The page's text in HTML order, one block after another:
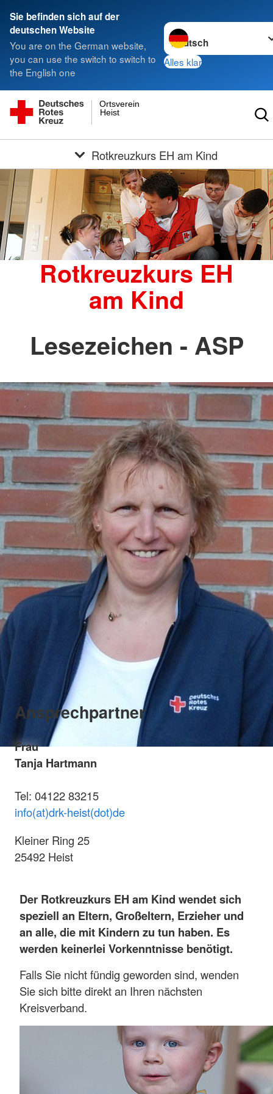
Sie befinden sich auf der
deutschen Website
You are on the German website,
you can use the switch to switch to
the English one
Sprache wechseln zu
Alles klar
Heist
Ortsverein
Rotkreuzkurs EH am Kind
Rotkreuzkurs EH
am Kind
Lesezeichen - ASP
Ansprechpartner
Frau
Tanja Hartmann
Tel: 04122 83215
info(at)drk-heist(dot)de
Kleiner Ring 25
25492 Heist
Der Rotkreuzkurs EH am Kind wendet sich
speziell an Eltern, Großeltern, Erzieher und
an alle, die mit Kindern zu tun haben. Es
werden keinerlei Vorkenntnisse benötigt.
Falls Sie nicht fündig geworden sind, wenden
Sie sich bitte direkt an Ihren nächsten
Kreisverband.